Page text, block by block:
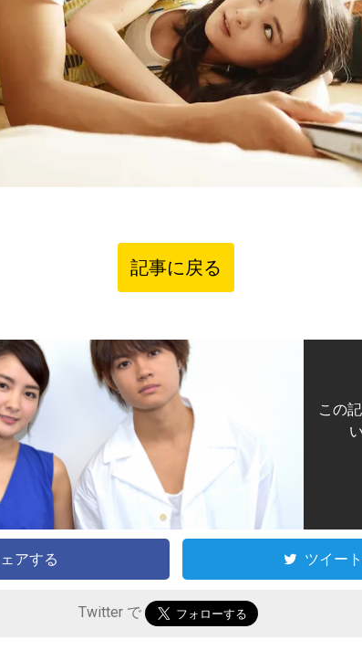
記事に戻る
この
アする ツイー
Twitter で